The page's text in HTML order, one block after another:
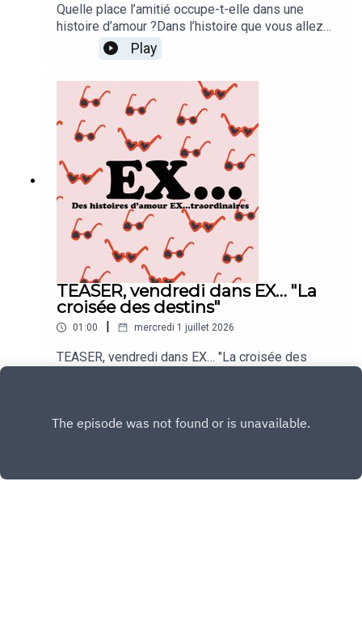
Quelle place l’amitié occupe-t-elle dans une
histoire d’amour ?Dans l’histoire que vous allez
entendre, elle en est le cœur battant. Car lorsque
les drames surviennent, la vie met parfois sur
notre route des personnes, des rencontres, des
ressources qui nous aident à nous relever.Pour
Angélique elle a pris le visage du grand amour,
rien que ça !Clémentine De La Grange a réalisé
cet épisode, Stéphane Bidart l'a monté et mis en
musique.
Play
TEASER, vendredi dans EX… "La
croisée des destins"
01:00 | mercredi 1 juillet 2026
TEASER, vendredi dans EX… "La croisée des